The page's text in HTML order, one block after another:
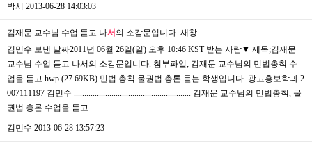
박서 2013-06-28 14:03:03
김재문 교수님 수업 듣고 나서 의 소감문입니다. 새창
김민수 보낸 날짜2011년 06월 26일(일) 오후 10:46 KST 받는 사람▼ 제목;김재문
교수님 수업 듣고 나서의 소감문입니다. 첨부파일; 김재문 교수님의 민법총칙 수
업을 듣고.hwp (27.69KB) 민법 총칙.물권법 총론 듣는 학생입니다. 광고홍보학과 2
007111197 김민수 ........................................................ 김재문 교수님의 민법총칙, 물
권법 총론 수업을 듣고. .........................................…
김민수 2013-06-28 13:57:23